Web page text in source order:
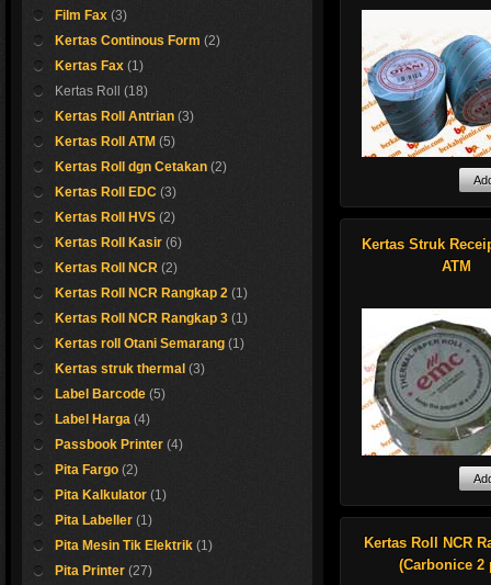
ermal Kasir
Masih segeerr
Ayo buruan beli
Shop now !
menjadi lebih
signaturized, dan
menjadikan usaha
terasa lebih dekat
mudah diingat oleh
pelanggan atau
Untuk kebutuhan
dengan cetakan
perusahaan, kami
untuk kertas roll :
THERMAL
# Ukuran sesuai
request/pesanan
# Bentuk design
atau kami bantu
pembuatan
# Penggunaan
warna, 2 warna
warna
Untuk pemesanan
roll kami kenakan
order sebagai
Thermal 80x140
order 500 roll
Thermal 80x80
Anda
roll thermal untuk
antrian dan kasir
Kami
Tersedia dalam
ukuran seperti:
57x30
57x40
57x47
80x50
80x80
Kertas Struk
ATM
:
Kami
berbagai kertas
yang support
ATM merk
Kertas Roll NCR
(Carbonice 2
Film Fax (3)
Kertas Continous Form (2)
Kertas Fax (1)
Kertas Roll
(18)
Kertas Roll Antrian (3)
Kertas Roll ATM (5)
Kertas Roll dgn Cetakan (2)
Kertas Roll EDC (3)
Kertas Roll HVS (2)
Kertas Roll Kasir (6)
Kertas Roll NCR (2)
Kertas Roll NCR Rangkap 2 (1)
Kertas Roll NCR Rangkap 3 (1)
Kertas roll Otani Semarang (1)
Kertas struk thermal (3)
Label Barcode (5)
Label Harga (4)
Passbook Printer (4)
Pita Fargo (2)
Pita Kalkulator (1)
Pita Labeller (1)
Pita Mesin Tik Elektrik (1)
Pita Printer (27)